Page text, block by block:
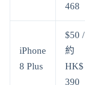
468
iPhone
8 Plus
$50 /
約
HK$
390